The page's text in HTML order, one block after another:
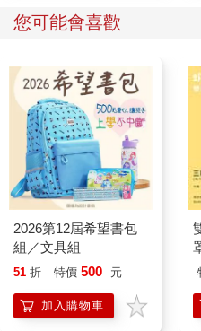
您可能會喜歡
2026第12屆希望書包
組／文具組
51 折 特價 500 元
加入購物車